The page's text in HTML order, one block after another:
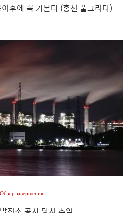
후에 꼭 가본다 (홍천 풀그리다)
Обзор завершения